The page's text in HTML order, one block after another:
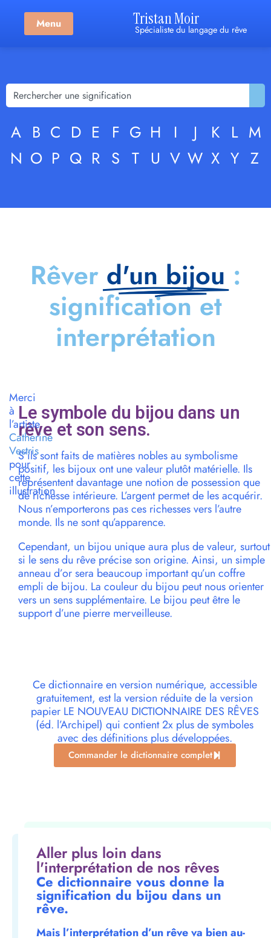
Menu Tristan Moir
Spécialiste du langage du rêve
A B C D E F G H I J K L M
N O P Q R S T U V W X Y Z
Rêver d'un bijou :
signification et
interprétation
Le symbole du bijou dans un
rêve et son sens.
S’ils sont faits de matières nobles au symbolisme
positif, les bijoux ont une valeur plutôt matérielle. Ils
représentent davantage une notion de possession que
de richesse intérieure. L’argent permet de les acquérir.
Nous n’emporterons pas ces richesses vers l’autre
monde. Ils ne sont qu’apparence.
Cependant, un bijou unique aura plus de valeur, surtout
si le sens du rêve précise son origine. Ainsi, un simple
anneau d’or sera beaucoup important qu’un coffre
empli de bijou. La couleur du bijou peut nous orienter
vers un sens supplémentaire. Le bijou peut être le
support d’une pierre merveilleuse.
Ce dictionnaire en version numérique, accessible
gratuitement, est la version réduite de la version
papier LE NOUVEAU DICTIONNAIRE DES RÊVES
(éd. l’Archipel) qui contient 2x plus de symboles
avec des définitions plus développées.
Commander le dictionnaire complet
Aller plus loin dans
l'interprétation de nos rêves
Ce dictionnaire vous donne la
signification du bijou dans un
rêve.
Mais l’interprétation d’un rêve va bien au-
Merci
à
l’artiste
Catherine
Vestris
pour
cette
illustration